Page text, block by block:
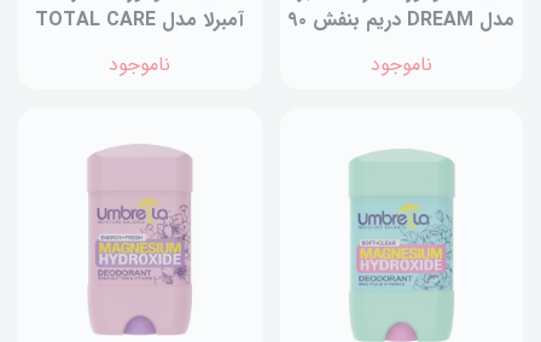
مدل DREAM دریم بنفش ۹۰
ناموجود
آمبرلا مدل TOTAL CARE
ناموجود